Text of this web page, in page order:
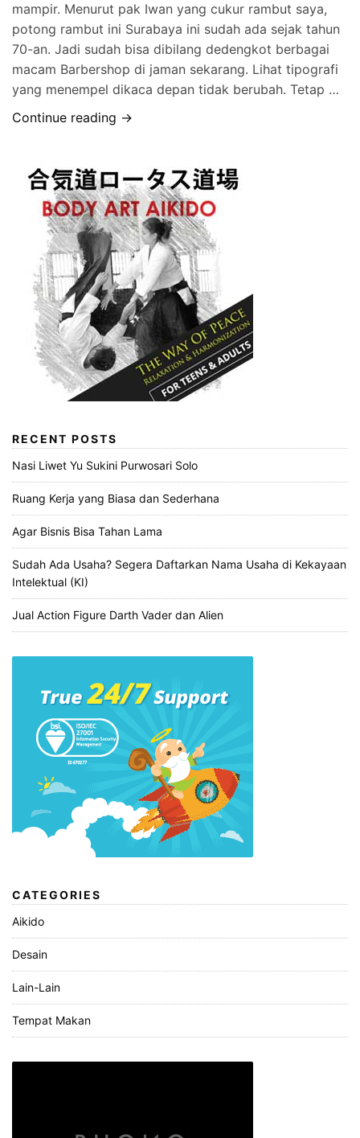
mampir. Menurut pak Iwan yang cukur rambut saya,
potong rambut ini Surabaya ini sudah ada sejak tahun
70-an. Jadi sudah bisa dibilang dedengkot berbagai
macam Barbershop di jaman sekarang. Lihat tipografi
yang menempel dikaca depan tidak berubah. Tetap …
Continue reading →
RECENT POSTS
Nasi Liwet Yu Sukini Purwosari Solo
Ruang Kerja yang Biasa dan Sederhana
Agar Bisnis Bisa Tahan Lama
Sudah Ada Usaha? Segera Daftarkan Nama Usaha di Kekayaan
Intelektual (KI)
Jual Action Figure Darth Vader dan Alien
CATEGORIES
Aikido
Desain
Lain-Lain
Tempat Makan